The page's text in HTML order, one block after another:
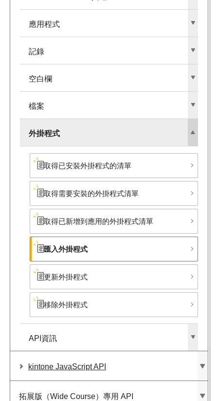
應用程式
記錄
空白欄
檔案
外掛程式
取得已安裝外掛程式的清單
取得需要安裝的外掛程式清單
取得已新增到應用的外掛程式清單
匯入外掛程式
更新外掛程式
移除外掛程式
API資訊
kintone JavaScript API
拓展版​（Wide Course）​專用 API